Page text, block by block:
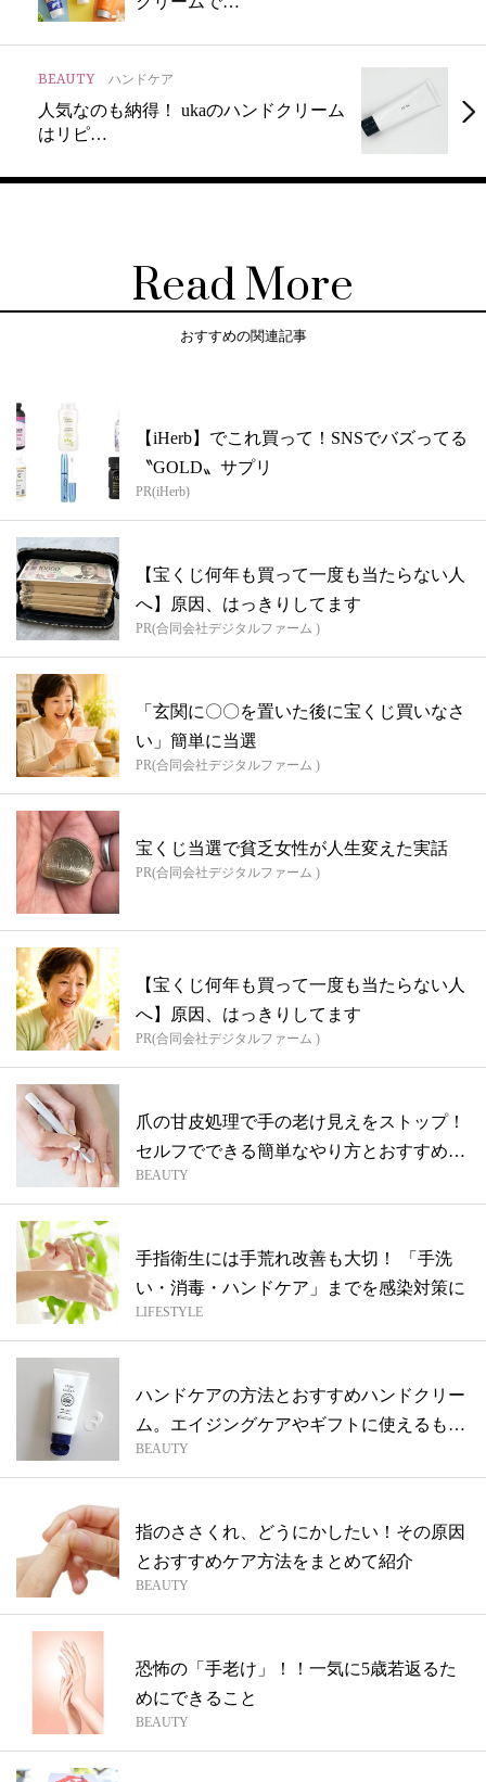
BEAUTY ハンドケア
人気なのも納得！ ukaのハンドクリーム
はリピ…
Read More
おすすめの関連記事
【iHerb】でこれ買って！SNSでバズってる
〝GOLD〟サプリ
PR(iHerb)
【宝くじ何年も買って一度も当たらない人
へ】原因、はっきりしてます
PR(合同会社デジタルファーム )
「玄関に〇〇を置いた後に宝くじ買いなさ
い」簡単に当選
PR(合同会社デジタルファーム )
宝くじ当選で貧乏女性が人生変えた実話
PR(合同会社デジタルファーム )
【宝くじ何年も買って一度も当たらない人
へ】原因、はっきりしてます
PR(合同会社デジタルファーム )
爪の甘皮処理で手の老け見えをストップ！
セルフでできる簡単なやり方とおすすめア
イテ...
BEAUTY
手指衛生には手荒れ改善も大切！ 「手洗
い・消毒・ハンドケア」までを感染対策に
LIFESTYLE
ハンドケアの方法とおすすめハンドクリー
ム。エイジングケアやギフトに使えるもの
を厳...
BEAUTY
指のささくれ、どうにかしたい！その原因
とおすすめケア方法をまとめて紹介
BEAUTY
恐怖の「手老け」！！一気に5歳若返るた
めにできること
BEAUTY